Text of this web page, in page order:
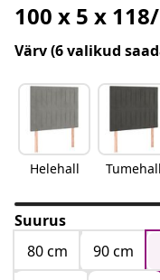
100 x 5 x
Värv(6 valikud
Helehall Tumehall
Suurus
80 cm
90 cm